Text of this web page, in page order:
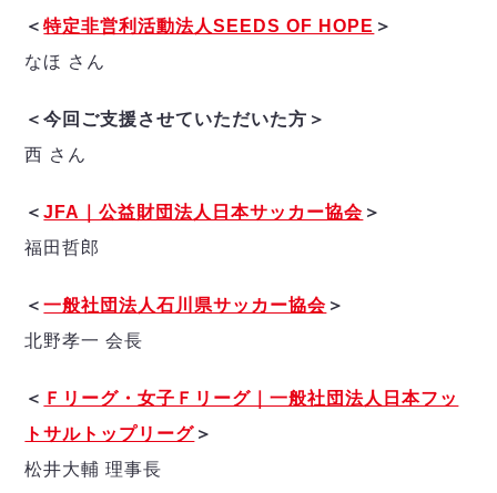
＜特定非営利活動法人SEEDS OF HOPE ＞
なほ さん
＜今回ご支援させていただいた方＞
西 さん
＜JFA｜公益財団法人日本サッカー協会 ＞
福田哲郎
＜一般社団法人石川県サッカー協会 ＞
北野孝一 会長
＜ Ｆリーグ・女子Ｆリーグ｜一般社団法人日本フッ
トサルトップリーグ ＞
松井大輔 理事長